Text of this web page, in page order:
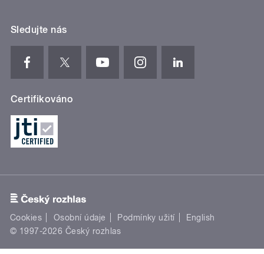
Sledujte nás
Certifikováno
Cookies Osobní údaje Podmínky užití
English
© 1997-2026 Český rozhlas